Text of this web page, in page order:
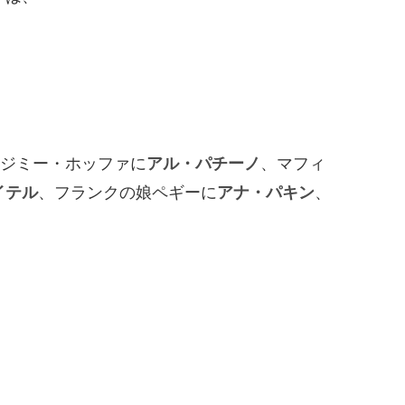
ミー・ホッファにアル・パチーノ 、マフィ
テル、フランクの娘ペギーにアナ・パキン、